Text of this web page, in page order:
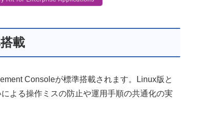
載
Consoleが標準搭載されます。Linux版と
よる操作ミスの防止や運用手順の共通化の実